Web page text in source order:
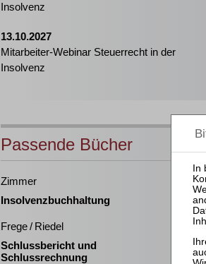
Insolvenz
13.10.2027
Mitarbeiter-Webinar Steuerrecht in der
Insolvenz
Passende Bücher
Zimmer
Insolvenzbuchhaltung
Frege / Riedel
Schlussbericht und
Schlussrechnung